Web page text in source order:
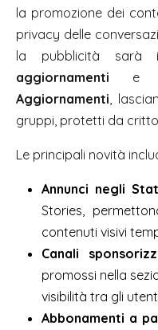
la promozione dei
privacy delle
la pubblicità sarà
aggiornamenti e
Aggiornamenti,
gruppi, protetti da
Le principali novità
Annunci negli
Stories,
contenuti visivi
Canali
promossi nella
visibilità tra gli
Abbonamenti a